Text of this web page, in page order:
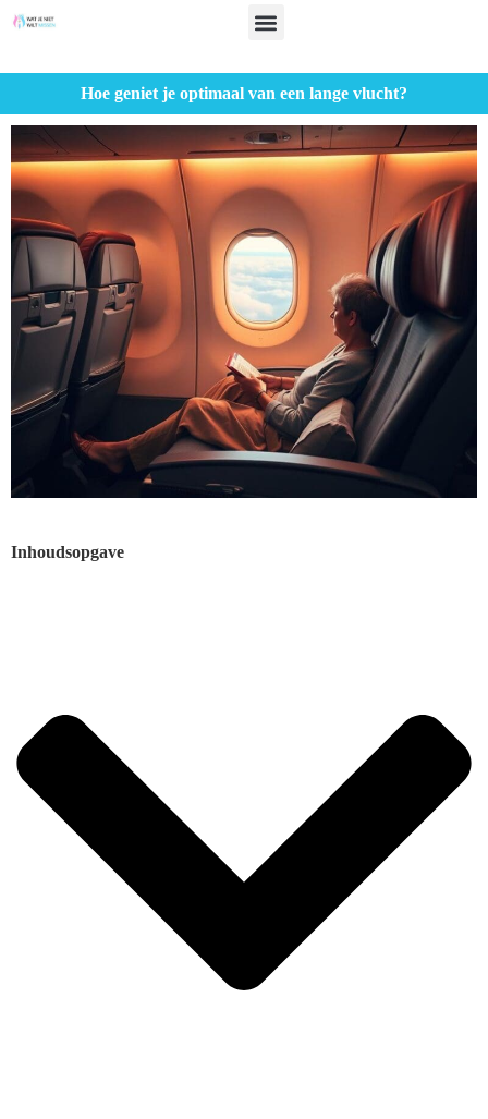
Hoe geniet je optimaal van een lange vlucht?
Inhoudsopgave